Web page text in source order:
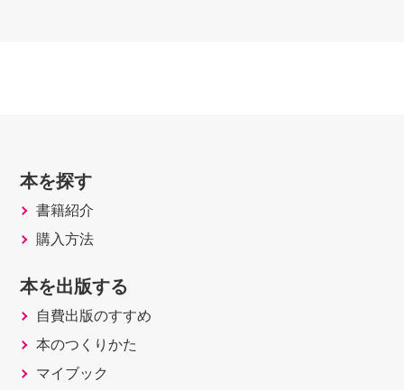
本を探す
書籍紹介
購入方法
本を出版する
自費出版のすすめ
本のつくりかた
マイブック